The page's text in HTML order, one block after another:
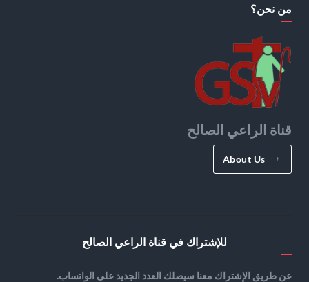
من نحن؟
قناة الراعي الصالح
About Us
للإشتراك في قناة الراعي الصالح
عن طريق الإشتراك معنا سيصلك العدد الجديد على الواتساب.